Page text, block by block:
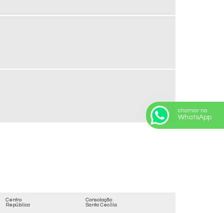
Centro
Consolação
República
Santa Cecília
chamar no
WhatsApp